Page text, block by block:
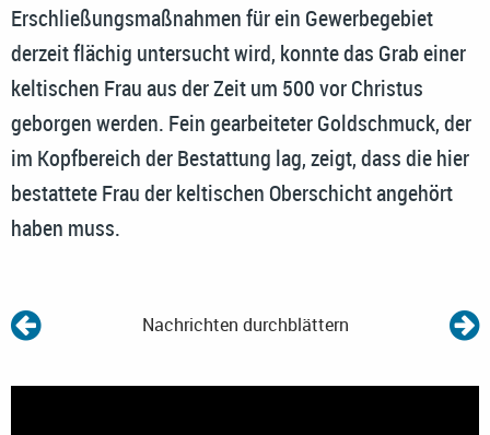
Erschließungsmaßnahmen für ein Gewerbegebiet
derzeit flächig untersucht wird, konnte das Grab einer
keltischen Frau aus der Zeit um 500 vor Christus
geborgen werden. Fein gearbeiteter Goldschmuck, der
im Kopfbereich der Bestattung lag, zeigt, dass die hier
bestattete Frau der keltischen Oberschicht angehört
haben muss.
Nachrichten durchblättern